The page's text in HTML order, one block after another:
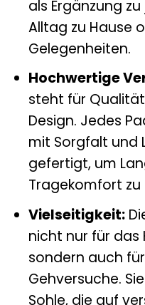
als Ergänzung
Alltag zu Hause
Gelegenheiten.
Hochwertige
steht für
Design. Jedes
mit Sorgfalt und
gefertigt, um
Tragekomfort
Vielseitigkeit:
nicht nur für das
sondern auch
Gehversuche.
Sohle, die auf